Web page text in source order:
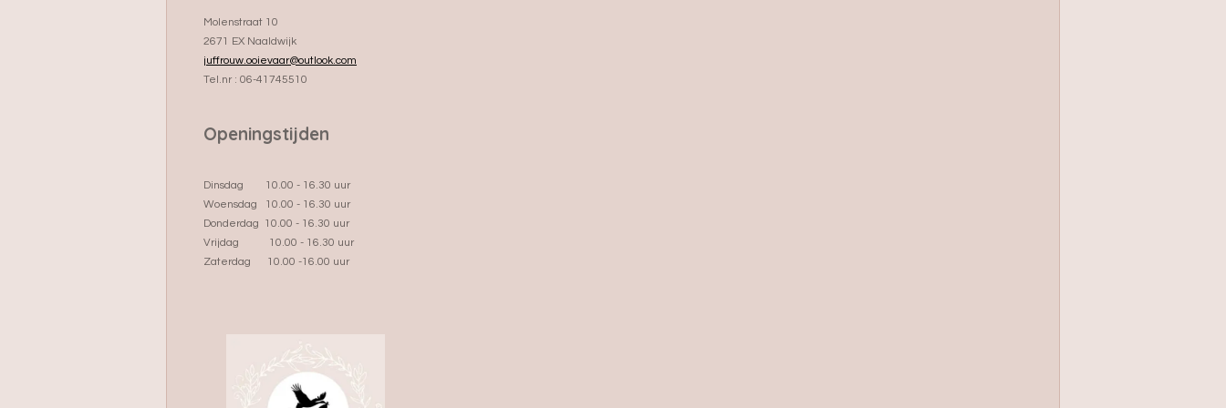
Molenstraat 10
2671 EX Naaldwijk
juffrouw.ooievaar@outlook.com
Tel.nr : 06-41745510
Openingstijden
Dinsdag 10.00 - 16.30 uur
Woensdag 10.00 - 16.30 uur
Donderdag 10.00 - 16.30 uur
Vrijdag 10.00 - 16.30 uur
Zaterdag 10.00 -16.00 uur